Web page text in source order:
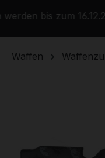
bis zum
Waffen